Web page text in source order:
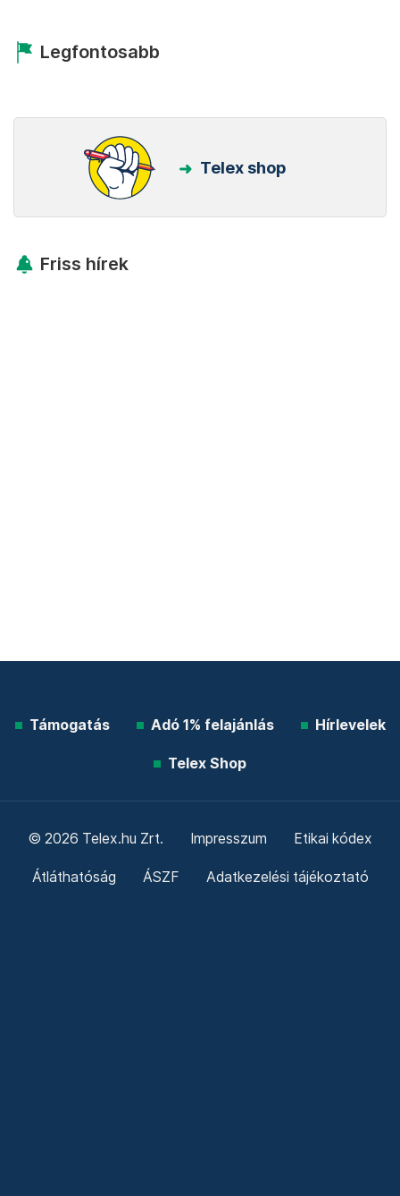
Legfontosabb
Telex shop
Friss hírek
Támogatás Adó 1% felajánlás Hírlevelek
Telex Shop
© 2026 Telex.hu Zrt. Impresszum Etikai kódex
Átláthatóság ÁSZF Adatkezelési tájékoztató